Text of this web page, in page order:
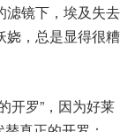
镜下，埃及失去
娆，总是显得很糟
开罗”，因为好莱